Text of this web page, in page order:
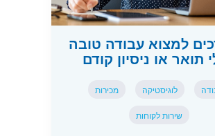
למצוא עבודה טובה
תואר או ניסיון קודם
לוגיסטיקה מכירות
שירות לקוחות